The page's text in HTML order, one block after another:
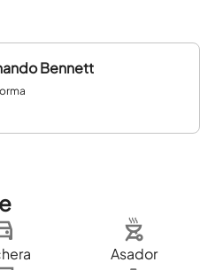
Bennett
Asador